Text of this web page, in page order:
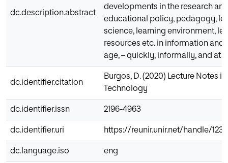
dc.description.abstract
developments in the research
educational policy, pedagogy,
science, learning environment,
resources etc. in information and
age, – quickly, informally, and at
dc.identifier.citation
Burgos, D. (2020) Lecture Notes
Technology
dc.identifier.issn 2196-4963
dc.identifier.uri https://reunir.unir.net/handle/
dc.language.iso eng